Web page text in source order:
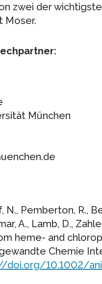
zwei der
Moser.
München
N., Pemberton, R.,
A., Lamb, D.,
heme- and
Chemie
doi.org/10.1002/